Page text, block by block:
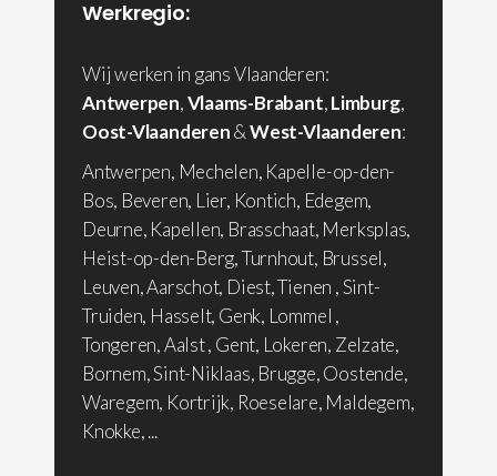
Werkregio:
Wij werken in gans Vlaanderen:
Antwerpen,Vlaams-Brabant,Limburg,
Oost-Vlaanderen&West-Vlaanderen:
Antwerpen, Mechelen, Kapelle-op-den-
Bos, Beveren, Lier, Kontich, Edegem,
Deurne, Kapellen, Brasschaat, Merksplas,
Heist-op-den-Berg, Turnhout, Brussel,
Leuven, Aarschot, Diest, Tienen , Sint-
Truiden, Hasselt, Genk, Lommel ,
Tongeren, Aalst , Gent, Lokeren, Zelzate,
Bornem, Sint-Niklaas, Brugge, Oostende,
Waregem, Kortrijk, Roeselare, Maldegem,
Knokke, ...